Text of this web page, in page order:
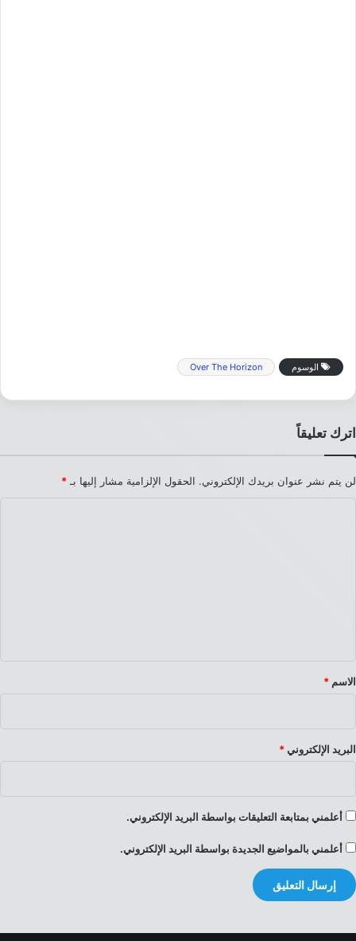
الوسوم Over The Horizon
اترك تعليقاً
لن يتم نشر عنوان بريدك الإلكتروني. الحقول الإلزامية مشار إليها بـ *
*
الاسم *
البريد الإلكتروني *
أعلمني بمتابعة التعليقات بواسطة البريد الإلكتروني.
أعلمني بالمواضيع الجديدة بواسطة البريد الإلكتروني.